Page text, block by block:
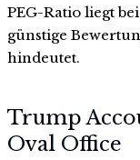
PEG-Ratio liegt
günstige
hindeutet.
Trump
Oval Office